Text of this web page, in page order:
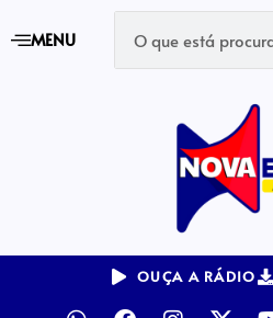
MENU
OUÇA A RÁDIO